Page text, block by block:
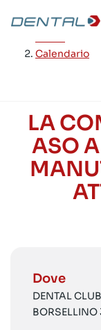
contenuto
Calendario
LA
ASO
Dove
DENTAL